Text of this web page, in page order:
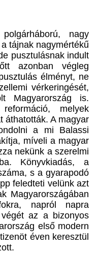
nagy
tájnak nagymértékű
pusztulásnak indult
azonban végleg
élményt, ne
vérkeringését,
Magyarország is.
melyek
áthatották. A magyar
a mi Balassi
míveli a magyar
nekünk a szerelmi
Könyvkiadás, a
s a gyarapodó
feledteti velünk azt
Magyarországában
napról napra
az a bizonyos
első modern
éven keresztül